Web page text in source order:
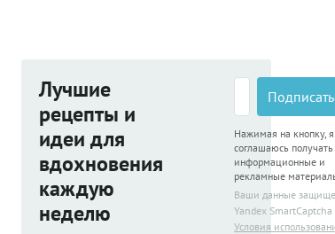
Лучшие
рецепты и
идеи для
вдохновения
каждую
неделю
Нажимая на кнопку, я
соглашаюсь получать
информационные и
рекламные
Ваши данные
Yandex SmartCaptcha
Условия